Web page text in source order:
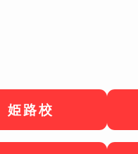
姫路校